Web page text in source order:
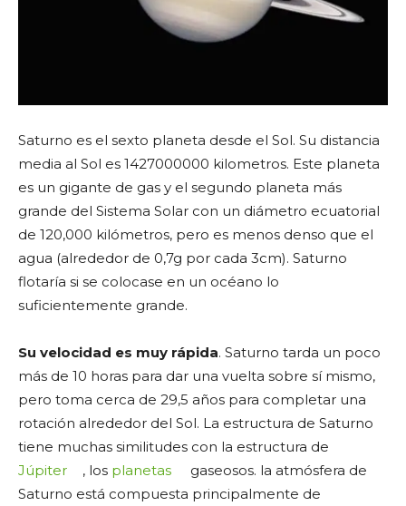
Saturno es el sexto planeta desde el Sol. Su distancia
media al Sol es 1427000000 kilometros. Este planeta
es un gigante de gas y el segundo planeta más
grande del Sistema Solar con un diámetro ecuatorial
de 120,000 kilómetros, pero es menos denso que el
agua (alrededor de 0,7g por cada 3cm). Saturno
flotaría si se colocase en un océano lo
suficientemente grande.
Su velocidad es muy rápida. Saturno tarda un poco
más de 10 horas para dar una vuelta sobre sí mismo,
pero toma cerca de 29,5 años para completar una
rotación alrededor del Sol. La estructura de Saturno
tiene muchas similitudes con la estructura de
Júpiter
, los planetas
gaseosos. la atmósfera de
Saturno está compuesta principalmente de